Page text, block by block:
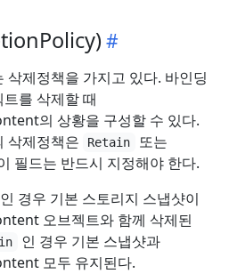
삭제정책을 가지고 있다. 바인딩
를 삭제할 때
의 상황을 구성할 수 있다.
삭제정책은
Retain 또는
필드는 반드시 지정해야 한다.
인 경우 기본 스토리지 스냅샷이
오브젝트와 함께 삭제된
인 경우 기본 스냅샷과
모두 유지된다.